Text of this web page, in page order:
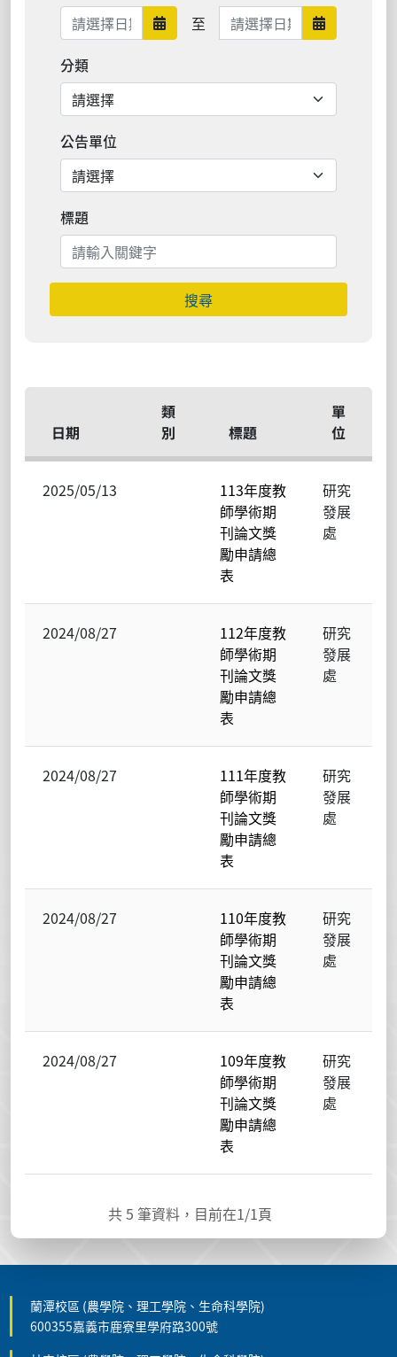
日期範圍開始
至 日期範圍結束 日期範圍
分類
公告單位
標題
搜尋
日期
類
別
標題
單
位
2025/05/13
113年度教
師學術期
刊論文獎
勵申請總
表
研究
發展
處
2024/08/27
112年度教
師學術期
刊論文獎
勵申請總
表
研究
發展
處
2024/08/27
111年度教
師學術期
刊論文獎
勵申請總
表
研究
發展
處
2024/08/27
110年度教
師學術期
刊論文獎
勵申請總
表
研究
發展
處
2024/08/27
109年度教
師學術期
刊論文獎
勵申請總
表
研究
發展
處
共5 筆資料，目前在1/1頁
蘭潭校區 (農學院、理工學院、生命科學院)
600355嘉義市鹿寮里學府路300號